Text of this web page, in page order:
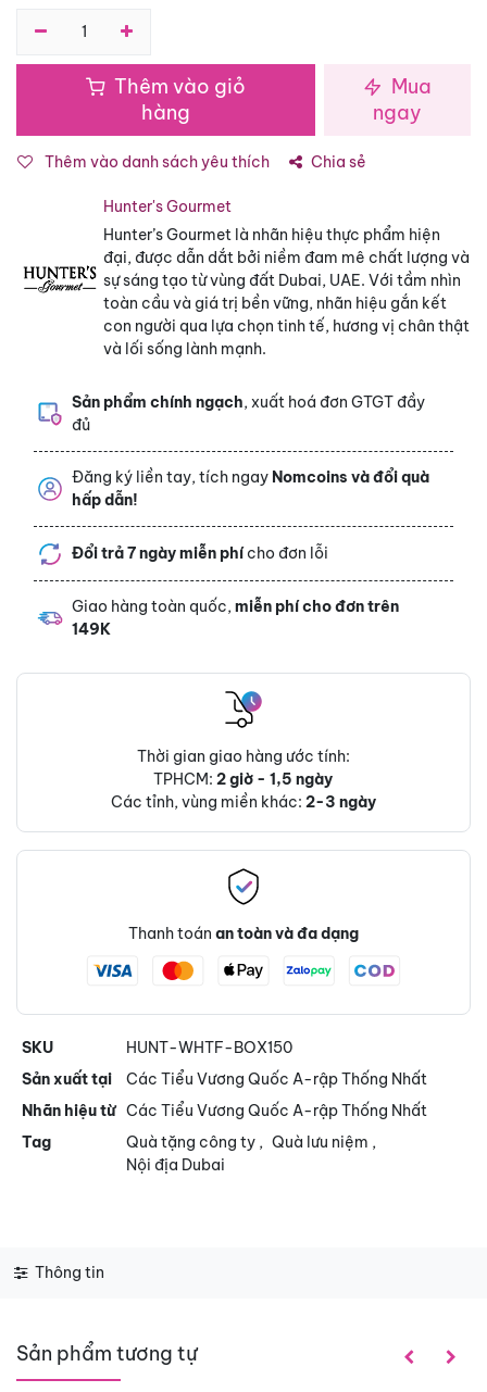
Thêm vào giỏ
hàng
Mua
ngay
Thêm vào danh sách yêu thích Chia sẻ
Hunter's Gourmet
Hunter’s Gourmet là nhãn hiệu thực phẩm hiện
đại, được dẫn dắt bởi niềm đam mê chất lượng và
sự sáng tạo từ vùng đất Dubai, UAE. Với tầm nhìn
toàn cầu và giá trị bền vững, nhãn hiệu gắn kết
con người qua lựa chọn tinh tế, hương vị chân thật
và lối sống lành mạnh.
Sản phẩm chính ngạch, xuất hoá đơn GTGT đầy
đủ
Đăng ký liền tay, tích ngay Nomcoins và đổi quà
hấp dẫn!
Đổi trả 7 ngày miễn phícho đơn lỗi
Giao hàng toàn quốc,miễn phí cho đơn trên
149K
Thời gian giao hàng ước tính:
TPHCM:2 giờ - 1,5 ngày
Các tỉnh, vùng miền khác: 2-3 ngày
Thanh toán an toàn và đa dạng
SKU
HUNT-WHTF-BOX150
Sản xuất tại
Các Tiểu Vương Quốc A-rập Thống Nhất
Nhãn hiệu từ Các Tiểu Vương Quốc A-rập Thống Nhất
Tag
Quà tặng công ty, Quà lưu niệm ,
Nội địa Dubai
Thông tin
Sản phẩm tương tự